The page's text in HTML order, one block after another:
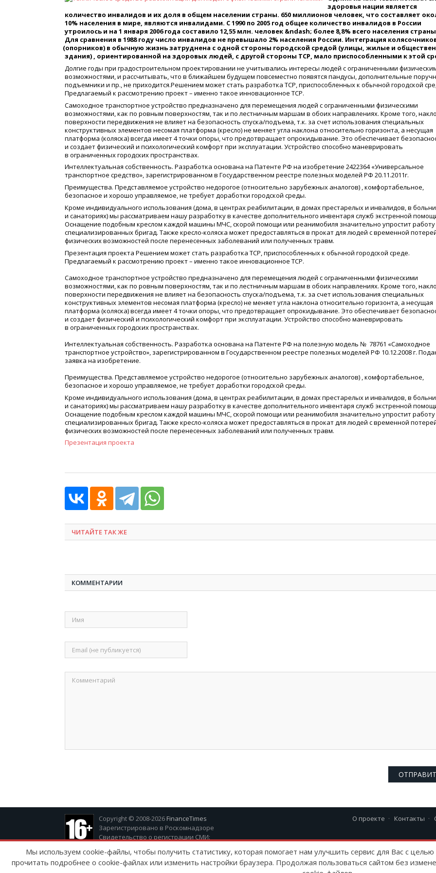
здоровья нации является
количество инвалидов и их доля в общем населении страны. 650 миллионов человек, что составляет
10% населения в мире, являются инвалидами. С 1990 по 2005 год общее количество инвалидов в России
утроилось и на 1 января 2006 года составило 12,55 млн. человек &ndash; более 8,8% всего населения
Для сравнения в 1988 году число инвалидов не превышало 2% населения России. Интеграция
(опорников) в обычную жизнь затруднена с одной стороны городской средой (улицы, жилые и
здания) , ориентированной на здоровых людей, с другой стороны ТСР, мало приспособленными к этой
Долгие годы при градостроительном проектировании не учитывались интересы людей с ограниченными
возможностями, и рассчитывать, что в ближайшем будущем повсеместно появятся пандусы, дополнительные
подъемники и пр., не приходится.Решением может стать разработка ТСР, приспособленных к обычной городской
Предлагаемый к рассмотрению проект – именно такое инновационное ТСР.
Самоходное транспортное устройство предназначено для перемещения людей с ограниченными физическими
возможностями, как по ровным поверхностям, так и по лестничным маршам в обоих направлениях. Кроме того,
поверхности передвижения не влияет на безопасность спуска/подъема, т.к. за счет использования специальных
конструктивных элементов несомая платформа (кресло) не меняет угла наклона относительно горизонта, а несущая
платформа (коляска) всегда имеет 4 точки опоры, что предотвращает опрокидывание. Это обеспечивает
и создает физический и психологический комфорт при эксплуатации. Устройство способно маневрировать
в ограниченных городских пространствах.
Интеллектуальная собственность. Разработка основана на Патенте РФ на изобретение 2422364 «Универсальное
транспортное средство», зарегистрированном в Государственном реестре полезных моделей РФ 20.11.2011г.
Преимущества. Представляемое устройство недорогое (относительно зарубежных аналогов) , комфортабельное,
безопасное и хорошо управляемое, не требует доработки городской среды.
Кроме индивидуального использования (дома, в центрах реабилитации, в домах престарелых и инвалидов, в
и санаториях) мы рассматриваем нашу разработку в качестве дополнительного инвентаря служб экстренной
Оснащение подобным креслом каждой машины МЧС, скорой помощи или реанимобиля значительно упростит работу
специализированных бригад. Также кресло-коляска может предоставляться в прокат для людей с временной
физических возможностей после перенесенных заболеваний или полученных травм.
Презентация проекта Решением может стать разработка ТСР, приспособленных к обычной городской среде.
Предлагаемый к рассмотрению проект – именно такое инновационное ТСР.
Самоходное транспортное устройство предназначено для перемещения людей с ограниченными физическими
возможностями, как по ровным поверхностям, так и по лестничным маршам в обоих направлениях. Кроме того,
поверхности передвижения не влияет на безопасность спуска/подъема, т.к. за счет использования специальных
конструктивных элементов несомая платформа (кресло) не меняет угла наклона относительно горизонта, а несущая
платформа (коляска) всегда имеет 4 точки опоры, что предотвращает опрокидывание. Это обеспечивает
и создает физический и психологический комфорт при эксплуатации. Устройство способно маневрировать
в ограниченных городских пространствах.
Интеллектуальная собственность. Разработка основана на Патенте РФ на полезную модель № 78761 «Самоходное
транспортное устройство», зарегистрированном в Государственном реестре полезных моделей РФ 10.12.2008 г.
заявка на изобретение.
Преимущества. Представляемое устройство недорогое (относительно зарубежных аналогов) , комфортабельное,
безопасное и хорошо управляемое, не требует доработки городской среды.
Кроме индивидуального использования (дома, в центрах реабилитации, в домах престарелых и инвалидов, в
и санаториях) мы рассматриваем нашу разработку в качестве дополнительного инвентаря служб экстренной
Оснащение подобным креслом каждой машины МЧС, скорой помощи или реанимобиля значительно упростит работу
специализированных бригад. Также кресло-коляска может предоставляться в прокат для людей с временной
физических возможностей после перенесенных заболеваний или полученных травм.
Презентация проекта
ЧИТАЙТЕ ТАК ЖЕ
КОММЕНТАРИИ
Copyright © 2008-2026 FinanceTimes
Зарегистрировано в Роскомнадзоре
Свидетельство о регистрации СМИ:
О проекте Контакты
Мы используем cookie-файлы, чтобы получить статистику, которая помогает нам улучшить сервис для Вас с
прочитать подробнее о cookie-файлах или изменить настройки браузера. Продолжая пользоваться сайтом без